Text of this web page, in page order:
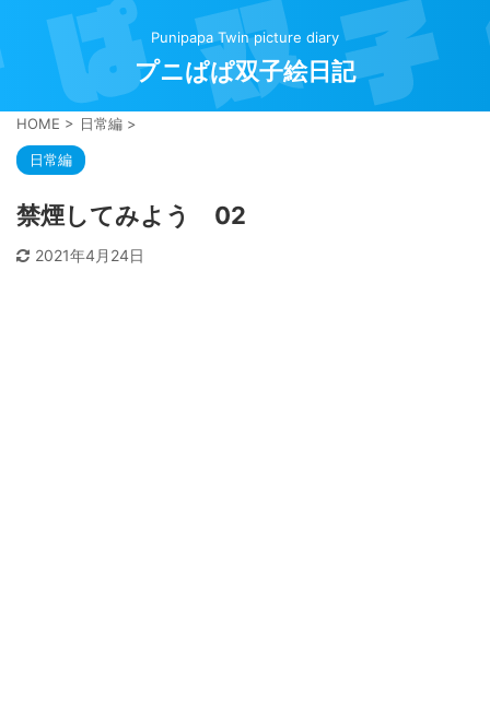
Punipapa Twin picture diary
プニぱぱ双子絵日記
HOME > 日常編 >
日常編
禁煙してみよう 02
2021年4月24日